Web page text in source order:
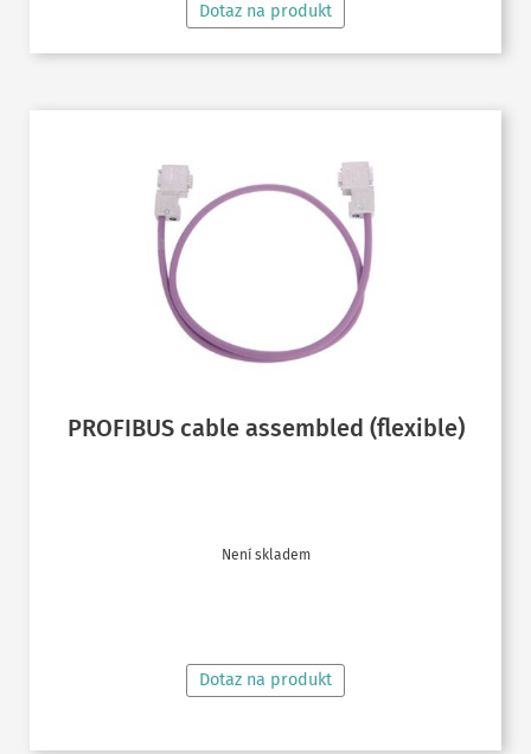
Dotaz na produkt
PROFIBUS cable assembled (flexible)
Není skladem
Dotaz na produkt